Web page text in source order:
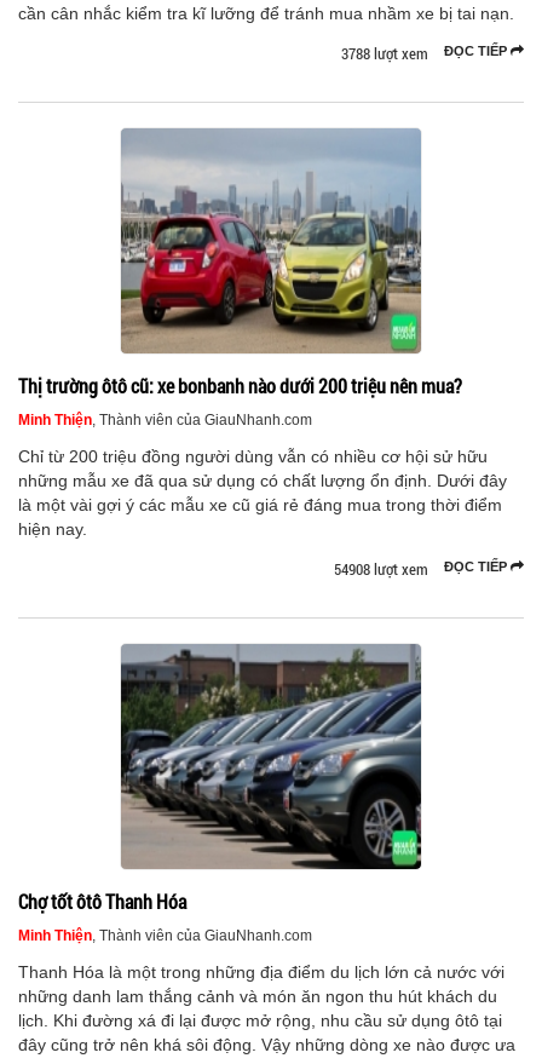
cần cân nhắc kiểm tra kĩ lưỡng để tránh mua nhầm xe bị tai nạn.
ĐỌC TIẾP
3788 lượt xem
Thị trường ôtô cũ: xe bonbanh nào dưới 200 triệu nên mua?
Minh Thiện, Thành viên của GiauNhanh.com
Chỉ từ 200 triệu đồng người dùng vẫn có nhiều cơ hội sử hữu
những mẫu xe đã qua sử dụng có chất lượng ổn định. Dưới đây
là một vài gợi ý các mẫu xe cũ giá rẻ đáng mua trong thời điểm
hiện nay.
ĐỌC TIẾP
54908 lượt xem
Chợ tốt ôtô Thanh Hóa
Minh Thiện, Thành viên của GiauNhanh.com
Thanh Hóa là một trong những địa điểm du lịch lớn cả nước với
những danh lam thắng cảnh và món ăn ngon thu hút khách du
lịch. Khi đường xá đi lại được mở rộng, nhu cầu sử dụng ôtô tại
đây cũng trở nên khá sôi động. Vậy những dòng xe nào được ưa